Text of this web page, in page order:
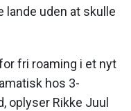
uden at skulle
fri roaming i et nyt
hos 3-
oplyser Rikke Juul